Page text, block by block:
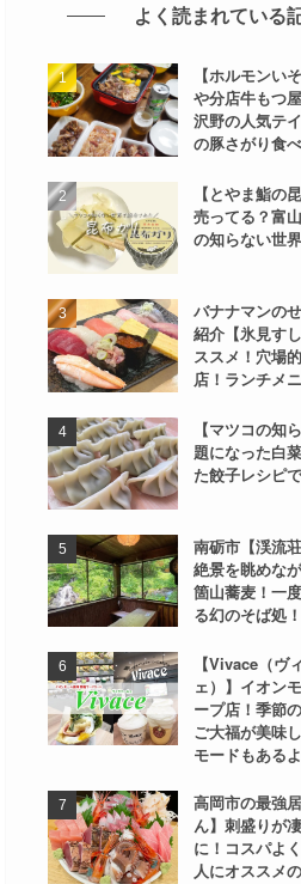
よく読まれている
【ホルモンい
や分店牛もつ
沢野の人気テ
の豚さがり食
【とやま鮨の
売ってる？富
の知らない世
バナナマンの
紹介【氷見す
ススメ！穴場
店！ランチメ
【マツコの知
題になった白
た餃子レシピ
南砺市【渓流
絶景を眺めな
箇山蕎麦！一
る幻のそば処！
【Vivace（ヴ
ェ）】イオン
ープ店！季節
ご大福が美味
モードもある
高岡市の最強
ん】刺盛りが
に！コスパよ
人にオススメ